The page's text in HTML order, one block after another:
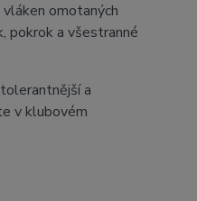
omotaných
pokrok a všestranné
a
v klubovém